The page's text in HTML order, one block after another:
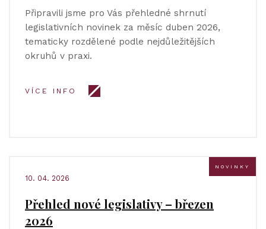
Připravili jsme pro Vás přehledné shrnutí
legislativních novinek za měsíc duben 2026,
tematicky rozdělené podle nejdůležitějších
okruhů v praxi.
VÍCE INFO
NOVINKY
10. 04. 2026
Přehled nové legislativy – březen
2026